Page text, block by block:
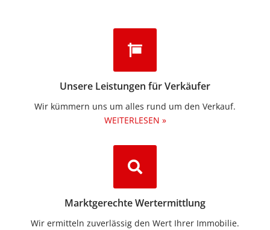
Unsere Leistungen für Verkäufer
Wir kümmern uns um alles rund um den Verkauf.
WEITERLESEN »
Marktgerechte Wertermittlung
Wir ermitteln zuverlässig den Wert Ihrer Immobilie.